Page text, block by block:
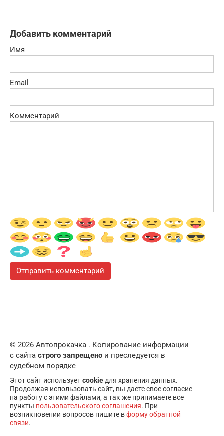
Добавить комментарий
Имя
Email
Комментарий
© 2026 Автопрокачка . Копирование информации
с сайта строго запрещено и преследуется в
судебном порядке
Этот сайт используетcookie для хранения данных.
Продолжая использовать сайт, вы даете свое согласие
на работу с этими файлами, а так же принимаете все
пункты пользовательского соглашения. При
возникновении вопросов пишите вформу обратной
связи.